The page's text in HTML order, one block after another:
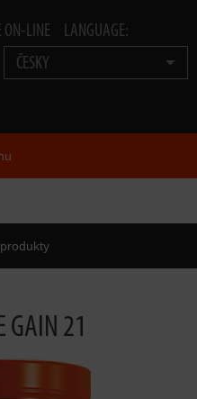
ON-LINE
LANGUAGE:
ČESKY
GAIN 21